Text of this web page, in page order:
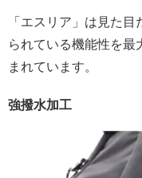
「エスリア」は見た
られている機能性を最
まれています。
強撥水加工